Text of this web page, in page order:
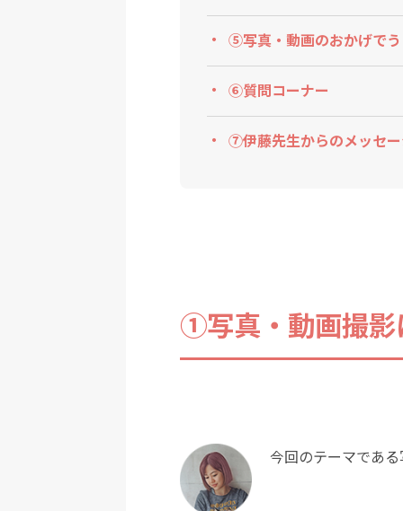
⑤写真・動画のおかげで
⑥質問コーナー
⑦伊藤先生からのメッセ
①写真・動画撮影
今回のテーマであ